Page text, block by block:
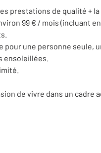
prestations de qualité + la
99 € / mois (incluant
pour une personne seule,
ensoleillées.
de vivre dans un